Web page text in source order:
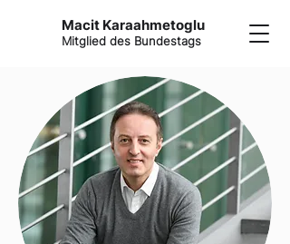
Macit Karaahmetoglu
Mitglied des Bundestags